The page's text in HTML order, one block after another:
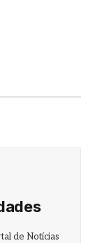
de Notícias